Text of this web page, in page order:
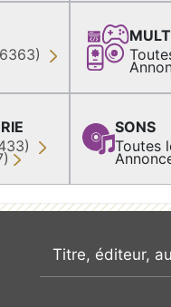
SONS
Toutes
recherche par mot